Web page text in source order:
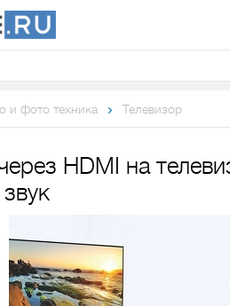
и фото техника Телевизор
HDMI на